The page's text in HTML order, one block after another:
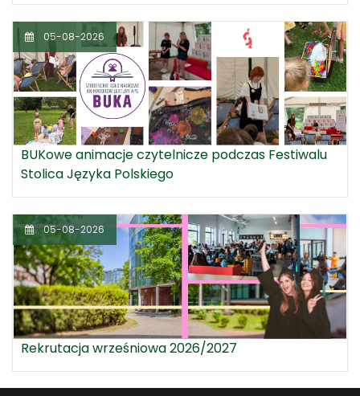
05-08-2026
BUKowe animacje czytelnicze podczas Festiwalu
Stolica Języka Polskiego
05-08-2026
Rekrutacja wrześniowa 2026/2027